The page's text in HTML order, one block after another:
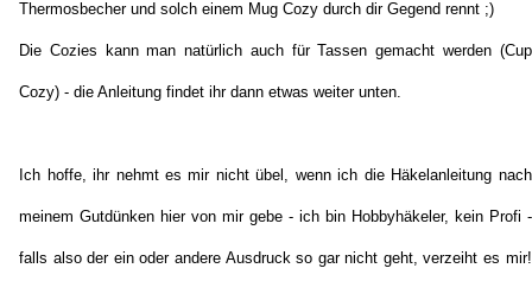
Thermosbecher und solch einem Mug Cozy durch dir Gegend rennt ;)
Die Cozies kann man natürlich auch für Tassen gemacht werden (Cup
Cozy) - die Anleitung findet ihr dann etwas weiter unten.
Ich hoffe, ihr nehmt es mir nicht übel, wenn ich die Häkelanleitung nach
meinem Gutdünken hier von mir gebe - ich bin Hobbyhäkeler, kein Profi -
falls also der ein oder andere Ausdruck so gar nicht geht, verzeiht es mir!